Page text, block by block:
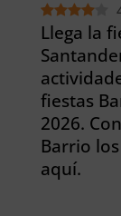
Llega la
fiestas
2026.
Barrio
aquí.